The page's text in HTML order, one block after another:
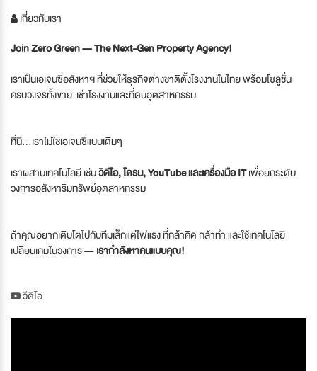
เกี่ยวกับเรา
Join Zero Green — The Next-Gen Property Agency!
เราเป็นเอเจนซี่อสังหาฯ ที่ช่วยให้ธุรกิจต่างชาติตั้งโรงงานในไทย พร้อมโซลูชั่น
ครบวงจรทั้งขาย-เช่าโรงงานและที่ดินอุตสาหกรรม
ที่นี่...เราไม่ใช่เอเจนซีแบบเดิมๆ
เราผสานเทคโนโลยี เช่นวิดีโอ, โดรน, YouTube และเครื่องมือ ITเพื่อยกระดับ
วงการอสังหาริมทรัพย์อุตสาหกรรม
ถ้าคุณอยากเติบโตไปกับทีมเล็กแต่ไฟแรง ที่กล้าคิด กล้าทำ และใช้เทคโนโลยี
เปลี่ยนเกมในวงการ —เรากำลังหาคนแบบคุณ!
วีดีโอ